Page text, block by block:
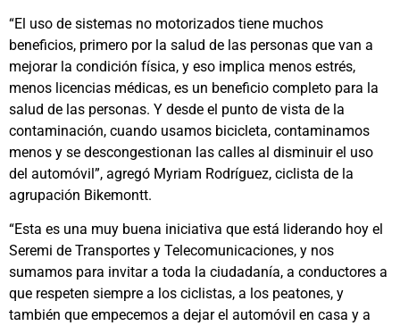
“El uso de sistemas no motorizados tiene muchos
beneficios, primero por la salud de las personas que van a
mejorar la condición física, y eso implica menos estrés,
menos licencias médicas, es un beneficio completo para la
salud de las personas. Y desde el punto de vista de la
contaminación, cuando usamos bicicleta, contaminamos
menos y se descongestionan las calles al disminuir el uso
del automóvil”, agregó Myriam Rodríguez, ciclista de la
agrupación Bikemontt.
“Esta es una muy buena iniciativa que está liderando hoy el
Seremi de Transportes y Telecomunicaciones, y nos
sumamos para invitar a toda la ciudadanía, a conductores a
que respeten siempre a los ciclistas, a los peatones, y
también que empecemos a dejar el automóvil en casa y a